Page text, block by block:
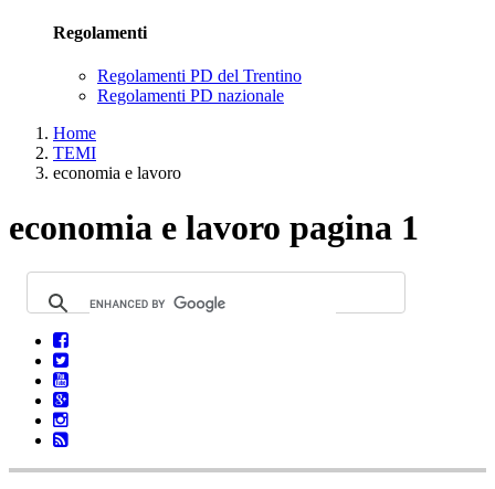
Regolamenti
Regolamenti PD del Trentino
Regolamenti PD nazionale
Home
TEMI
economia e lavoro
economia e lavoro pagina 1